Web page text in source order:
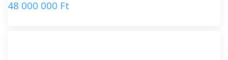
48 000 000 Ft